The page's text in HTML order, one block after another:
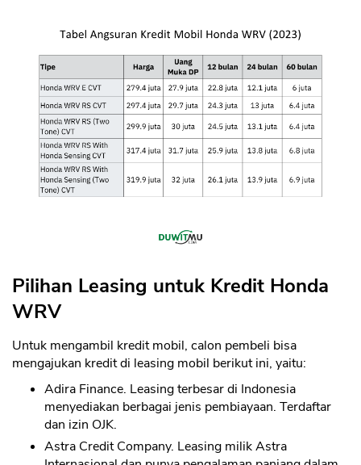
Pilihan Leasing untuk Kredit Honda
WRV
Untuk mengambil kredit mobil, calon pembeli bisa
mengajukan kredit di leasing mobil berikut ini, yaitu:
Adira Finance. Leasing terbesar di Indonesia
menyediakan berbagai jenis pembiayaan. Terdaftar
dan izin OJK.
Astra Credit Company. Leasing milik Astra